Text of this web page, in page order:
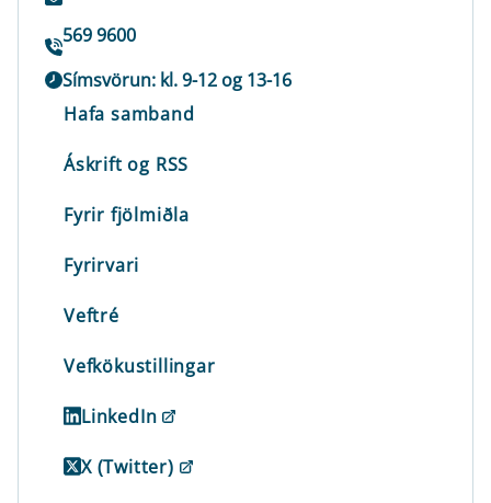
569 9600
Símsvörun: kl. 9-12 og 13-16
Hafa samband
Áskrift og RSS
Fyrir fjölmiðla
Fyrirvari
Veftré
Vefkökustillingar
LinkedIn
X (Twitter)